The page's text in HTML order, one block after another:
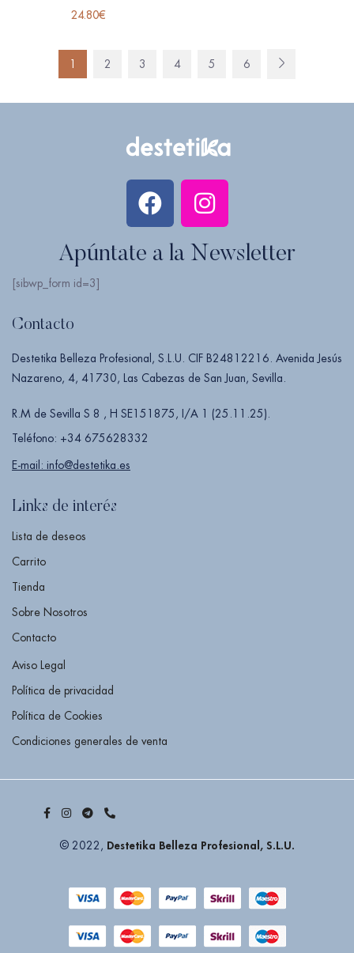
24.80€
1 2 3 4 5 6
Apúntate a la Newsletter
[sibwp_form id=3]
Contacto
Destetika Belleza Profesional, S.L.U. CIF B24812216. Avenida Jesús
Nazareno, 4, 41730, Las Cabezas de San Juan, Sevilla.
R.M de Sevilla S 8 , H SE151875, I/A 1 (25.11.25).
Teléfono: +34 675628332
E-mail: info@destetika.es
Links de interés
Lista de deseos
Carrito
Tienda
Sobre Nosotros
Contacto
Aviso Legal
Política de privacidad
Política de Cookies
Condiciones generales de venta
© 2022, Destetika Belleza Profesional, S.L.U.